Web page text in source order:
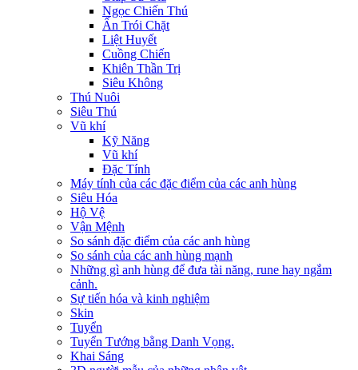
Ngọc Chiến Thú
Ấn Trói Chặt
Liệt Huyết
Cuồng Chiến
Khiên Thần Trị
Siêu Không
Thú Nuôi
Siêu Thú
Vũ khí
Kỹ Năng
Vũ khí
Đặc Tính
Máy tính của các đặc điểm của các anh hùng
Siêu Hóa
Hộ Vệ
Vận Mệnh
So sánh đặc điểm của các anh hùng
So sánh của các anh hùng mạnh
Những gì anh hùng để đưa tài năng, rune hay ngắm
cảnh.
Sự tiến hóa và kinh nghiệm
Skin
Tuyển
Tuyển Tướng bằng Danh Vọng.
Khai Sáng